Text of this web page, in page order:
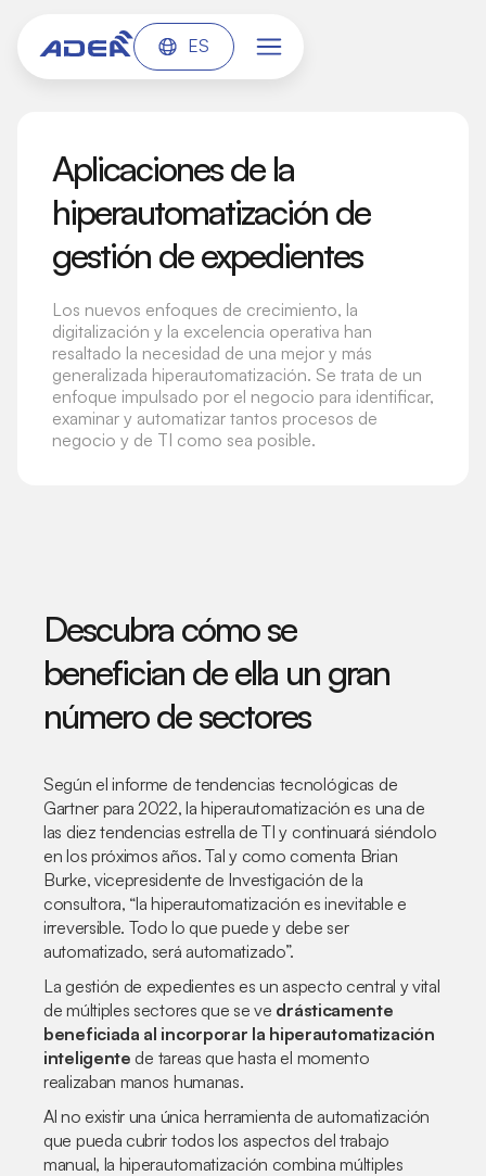
ES
Aplicaciones de la
hiperautomatización de
gestión de expedientes
Los nuevos enfoques de crecimiento, la
digitalización y la excelencia operativa han
resaltado la necesidad de una mejor y más
generalizada hiperautomatización. Se trata de un
enfoque impulsado por el negocio para identificar,
examinar y automatizar tantos procesos de
negocio y de TI como sea posible.
Descubra cómo se
benefician de ella un gran
número de sectores
Según el informe de tendencias tecnológicas de
Gartner para 2022, la hiperautomatización es una de
las diez tendencias estrella de TI y continuará siéndolo
en los próximos años. Tal y como comenta Brian
Burke, vicepresidente de Investigación de la
consultora, “la hiperautomatización es inevitable e
irreversible. Todo lo que puede y debe ser
automatizado, será automatizado”.
La gestión de expedientes es un aspecto central y vital
de múltiples sectores que se ve drásticamente
beneficiada al incorporar la hiperautomatización
inteligente de tareas que hasta el momento
realizaban manos humanas.
Al no existir una única herramienta de automatización
que pueda cubrir todos los aspectos del trabajo
manual, la hiperautomatización combina múltiples